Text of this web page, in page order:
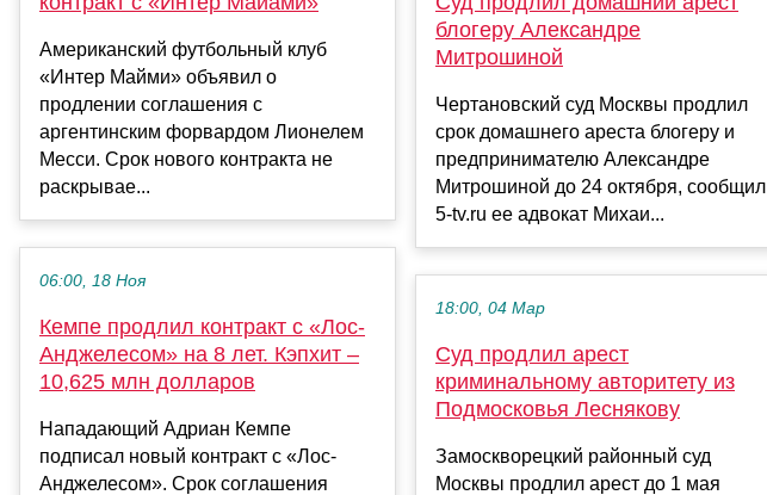
Американский футбольный клуб
«Интер Майми» объявил о
продлении соглашения с
аргентинским форвардом Лионелем
Месси. Срок нового контракта не
раскрывае...
06:00, 18 Ноя
Кемпе продлил контракт с «Лос-
Анджелесом» на 8 лет. Кэпхит –
10,625 млн долларов
Нападающий Адриан Кемпе
подписал новый контракт с «Лос-
Анджелесом». Срок соглашения
блогеру Александре
Митрошиной
Чертановский суд Москвы продлил
срок домашнего ареста блогеру и
предпринимателю Александре
Митрошиной до 24 октября, сообщил
5-tv.ru ее адвокат Михаи...
18:00, 04 Мар
Суд продлил арест
криминальному авторитету из
Подмосковья Леснякову
Замоскворецкий районный суд
Москвы продлил арест до 1 мая